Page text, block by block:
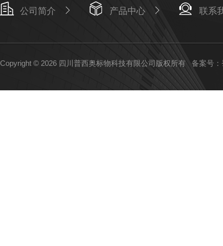
公司简介 产品中心 联系
Copyright © 2026 四川普西奥标物科技有限公司版权所有 备案号：